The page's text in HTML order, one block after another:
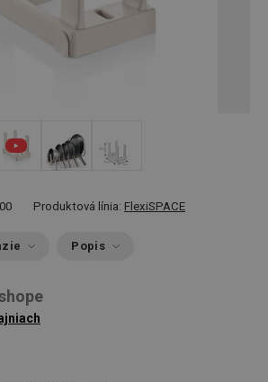
Produktová línia: FlexiSPACE
Popis